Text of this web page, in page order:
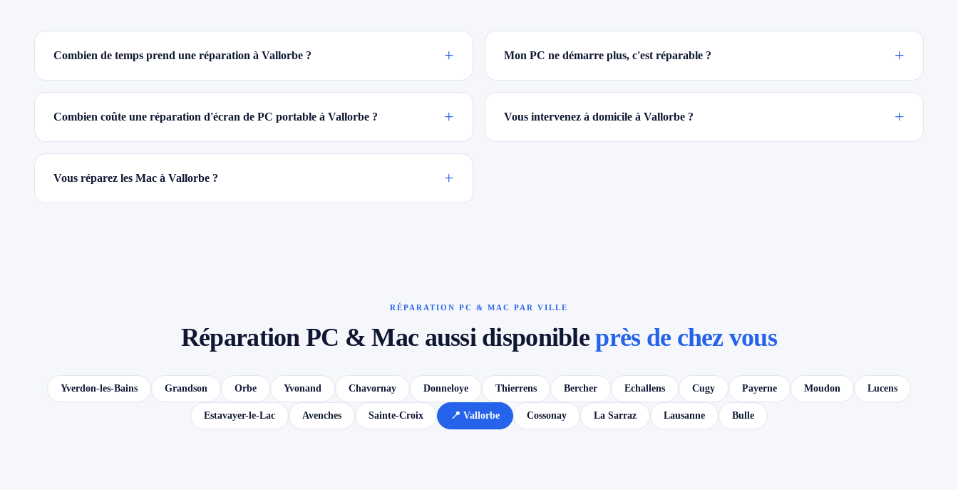
Combien de temps prend une réparation à Vallorbe ? + Mon PC ne démarre plus, c'est réparable ? +
Combien coûte une réparation d'écran de PC portable à Vallorbe ? + Vous intervenez à domicile à Vallorbe ? +
Vous réparez les Mac à Vallorbe ? +
RÉPARATION PC & MAC PAR VILLE
Réparation PC & Mac aussi disponibleprès de chez vous
Yverdon-les-Bains Grandson Orbe Yvonand Chavornay Donneloye Thierrens Bercher Echallens Cugy Payerne Moudon Lucens
Estavayer-le-Lac Avenches Sainte-Croix 📍 Vallorbe Cossonay La Sarraz Lausanne Bulle